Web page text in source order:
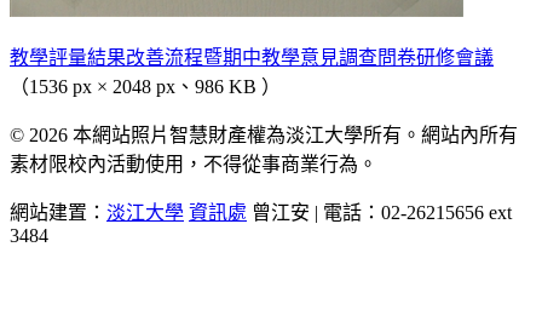
教學評量結果改善流程暨期中教學意見調查問卷研修會議
（1536 px × 2048 px、986 KB ）
© 2026 本網站照片智慧財產權為淡江大學所有。網站內所有
素材限校內活動使用，不得從事商業行為。
網站建置： 淡江大學 資訊處 曾江安 | 電話：02-26215656 ext
3484